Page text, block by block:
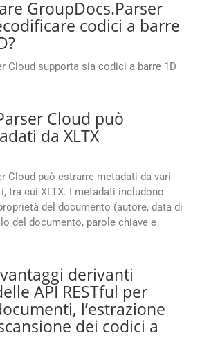
GroupDocs.Parser
codici a barre
Cloud supporta sia codici a barre 1D
Cloud può
da XLTX
Cloud può estrarre metadati da vari
tra cui XLTX. I metadati includono
del documento (autore, data di
del documento, parole chiave e
derivanti
API RESTful per
l’estrazione
dei codici a